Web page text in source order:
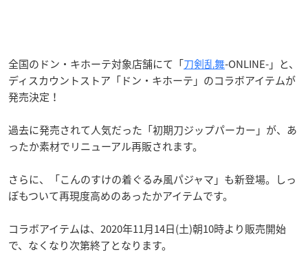
全国のドン・キホーテ対象店舗にて「刀剣乱舞-ONLINE-」と、
ディスカウントストア「ドン・キホーテ」のコラボアイテムが
発売決定！
過去に発売されて人気だった「初期刀ジップパーカー」が、あ
ったか素材でリニューアル再販されます。
さらに、「こんのすけの着ぐるみ風パジャマ」も新登場。しっ
ぽもついて再現度高めのあったかアイテムです。
コラボアイテムは、2020年11月14日(土)朝10時より販売開始
で、なくなり次第終了となります。